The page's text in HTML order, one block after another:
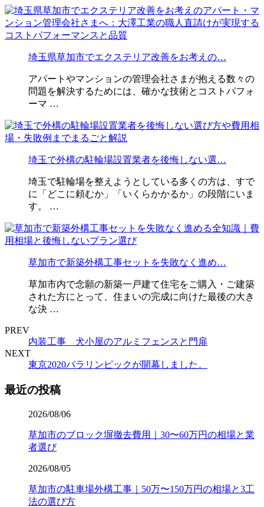
埼玉県草加市でエクステリア改善をお考えの…
アパートやマンションの管理会社さまが抱える数々の
問題を解決するためには、確かな技術とコストパフォ
ーマ …
埼玉で外構の駐輪場設置業者を後悔しない選…
埼玉で駐輪場を整えようとしている多くの方は、すで
に「どこに頼むか」「いくらかかるか」の段階にいま
す。 …
草加市で新築外構工事セットを失敗なく進め…
草加市内で念願の新築一戸建て住宅をご購入・ご建築
された方にとって、住まいの完成に向けた最後の大き
な決 …
PREV
内装工事 犬小屋のアルミフェンスと門扉
NEXT
東京2020パラリンピックが開幕しました。
最近の投稿
2026/08/06
草加市のブロック塀撤去費用｜30〜60万円の相場と業
者選び
2026/08/05
草加市の駐車場外構工事｜50万〜150万円の相場と3工
法の選び方